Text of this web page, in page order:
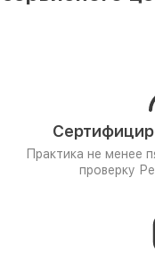
Практика не менее
проверку